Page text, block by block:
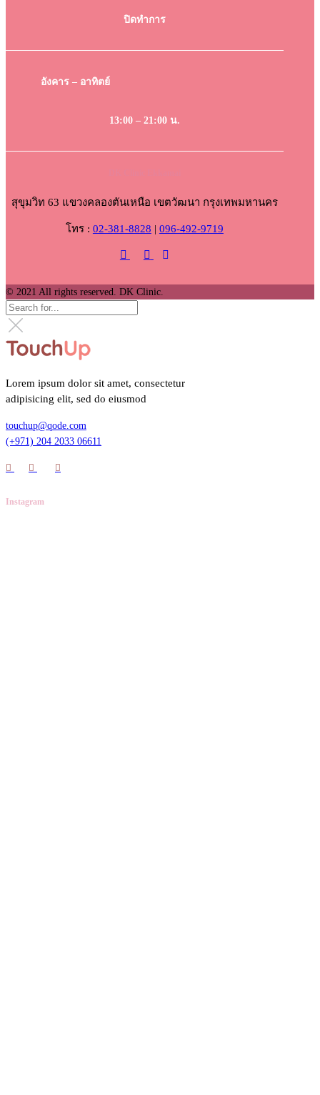
ปิดทำการ
อังคาร – อาทิตย์
13:00 – 21:00 น.
สุขุมวิท 63 แขวงคลองตันเหนือ เขตวัฒนา กรุงเทพมหานคร
โทร : 02-381-8828 | 096-492-9719
© 2021 All rights reserved. DK Clinic.
Lorem ipsum dolor sit amet, consectetur
adipisicing elit, sed do eiusmod
touchup@qode.com
(+971) 204 2033 06611
Instagram